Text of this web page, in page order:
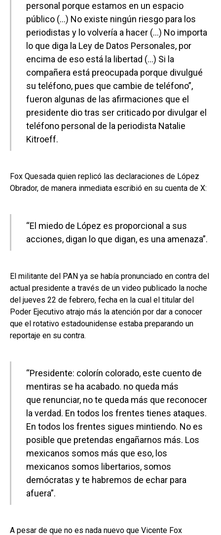
personal porque estamos en un espacio
público (…) No existe ningún riesgo para los
periodistas y lo volvería a hacer (…) No importa
lo que diga la Ley de Datos Personales, por
encima de eso está la libertad (…) Si la
compañera está preocupada porque divulgué
su teléfono, pues que cambie de teléfono”,
fueron algunas de las afirmaciones que el
presidente dio tras ser criticado por divulgar el
teléfono personal de la periodista Natalie
Kitroeff.
Fox Quesada quien replicó las declaraciones de López
Obrador, de manera inmediata escribió en su cuenta de X:
“El miedo de López es proporcional a sus
acciones, digan lo que digan, es una amenaza”.
El militante del PAN ya se había pronunciado en contra del
actual presidente a través de un video publicado la noche
del jueves 22 de febrero, fecha en la cual el titular del
Poder Ejecutivo atrajo más la atención por dar a conocer
que el rotativo estadounidense estaba preparando un
reportaje en su contra.
“Presidente: colorín colorado, este cuento de
mentiras se ha acabado. no queda más
que renunciar, no te queda más que reconocer
la verdad. En todos los frentes tienes ataques.
En todos los frentes sigues mintiendo. No es
posible que pretendas engañarnos más. Los
mexicanos somos más que eso, los
mexicanos somos libertarios, somos
demócratas y te habremos de echar para
afuera”.
A pesar de que no es nada nuevo que Vicente Fox